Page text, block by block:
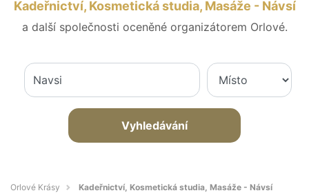
Kadeřnictví, Kosmetická studia, Masáže - Návsí
a další společnosti oceněné organizátorem Orlové.
Vyhledávání
Orlové Krásy Kadeřnictví, Kosmetická studia, Masáže - Návsí